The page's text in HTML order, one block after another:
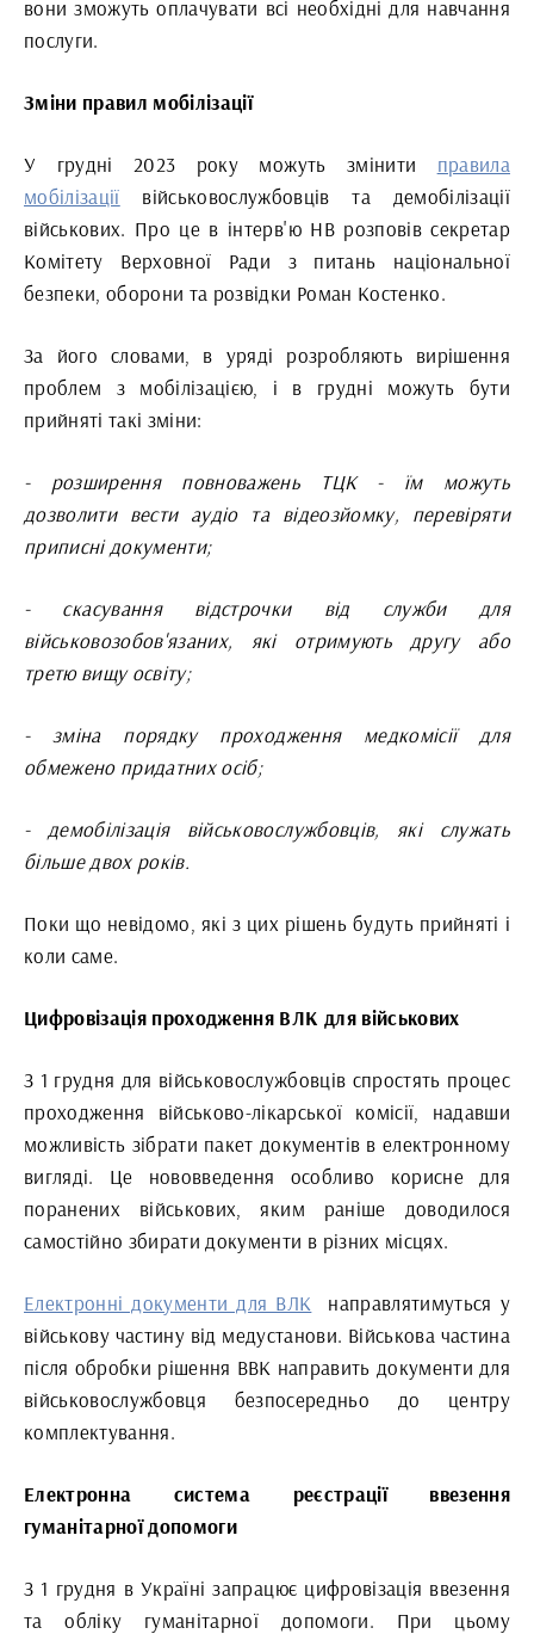
вони зможуть оплачувати всі необхідні для навчання
послуги.
Зміни правил мобілізації
У грудні 2023 року можуть змінити правила
мобілізації військовослужбовців та демобілізації
військових. Про це в інтерв'ю НВ розповів секретар
Комітету Верховної Ради з питань національної
безпеки, оборони та розвідки Роман Костенко.
За його словами, в уряді розробляють вирішення
проблем з мобілізацією, і в грудні можуть бути
прийняті такі зміни:
- розширення повноважень ТЦК - їм можуть
дозволити вести аудіо та відеозйомку, перевіряти
приписні документи;
- скасування відстрочки від служби для
військовозобов'язаних, які отримують другу або
третю вищу освіту;
- зміна порядку проходження медкомісії для
обмежено придатних осіб;
- демобілізація військовослужбовців, які служать
більше двох років.
Поки що невідомо, які з цих рішень будуть прийняті і
коли саме.
Цифровізація проходження ВЛК для військових
З 1 грудня для військовослужбовців спростять процес
проходження військово-лікарської комісії, надавши
можливість зібрати пакет документів в електронному
вигляді. Це нововведення особливо корисне для
поранених військових, яким раніше доводилося
самостійно збирати документи в різних місцях.
Електронні документи для ВЛК направлятимуться у
військову частину від медустанови. Військова частина
після обробки рішення ВВК направить документи для
військовослужбовця безпосередньо до центру
комплектування.
Електронна система реєстрації ввезення
гуманітарної допомоги
З 1 грудня в Україні запрацює цифровізація ввезення
та обліку гуманітарної допомоги. При цьому